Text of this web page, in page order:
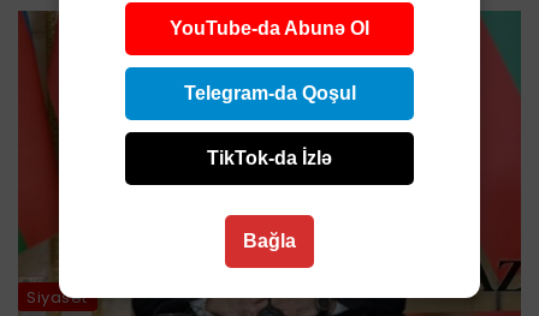
Siyasət
YouTube-da Abunə Ol
Telegram-da Qoşul
TikTok-da İzlə
Bağla